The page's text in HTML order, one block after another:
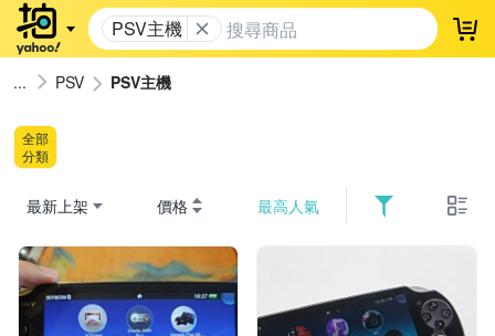
PSV主機 登
PSV PSV主機
全部
分類
最新上架 價格 最高人氣